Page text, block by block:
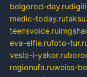
belgorod-day.ru
medic-today.ru
teensvoice.ru
eva-elfie.rufoto-
veslo-i-yakor.ru
regionufa.ruweiss-